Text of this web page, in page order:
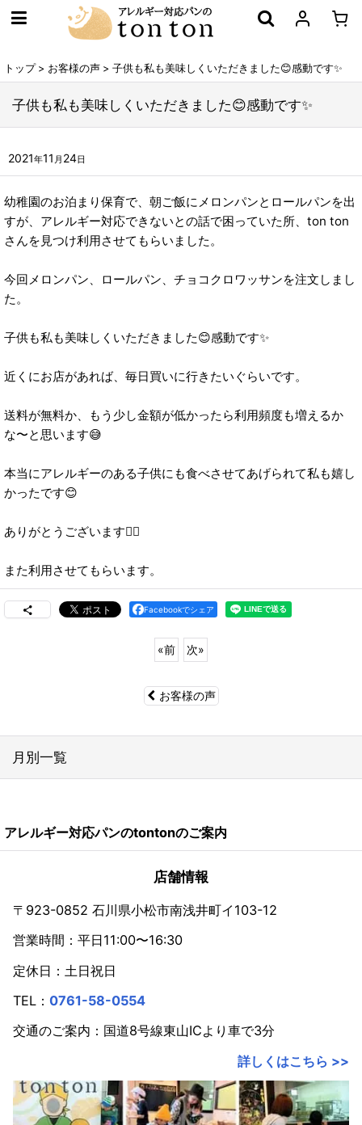
トップ > お客様の声 > 子供も私も美味しくいただきました😊感動です✨
子供も私も美味しくいただきました😊感動です✨
2021年11 月 24日
幼稚園のお泊まり保育で、朝ご飯にメロンパンとロールパンを出
すが、アレルギー対応できないとの話で困っていた所、ton ton
さんを見つけ利用させてもらいました。
今回メロンパン、ロールパン、チョコクロワッサンを注文しまし
た。
子供も私も美味しくいただきました😊感動です✨
近くにお店があれば、毎日買いに行きたいぐらいです。
送料が無料か、もう少し金額が低かったら利用頻度も増えるか
な〜と思います😅
本当にアレルギーのある子供にも食べさせてあげられて私も嬉し
かったです😊
ありがとうございます🙇‍♀️
また利用させてもらいます。
Facebookでシェア
«前 次»
お客様の声
月別一覧
2024年
2022年
2021年
2020年
2019年
2018年
2016年
アレルギー対応パンのtontonのご案内
店舗情報
〒923-0852 石川県小松市南浅井町イ103-12
営業時間：平日11:00〜16:30
定休日：土日祝日
TEL： 0761-58-0554
交通のご案内：国道8号線東山ICより車で3分
詳しくはこちら >>